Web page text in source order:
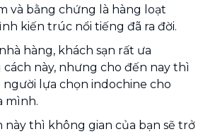
và bằng chứng là hàng loạt
kiến trúc nổi tiếng đã ra đời.
hàng, khách sạn rất ưa
này, nhưng cho đến nay thì
lựa chọn indochine cho
mình.
này thì không gian của bạn sẽ trở